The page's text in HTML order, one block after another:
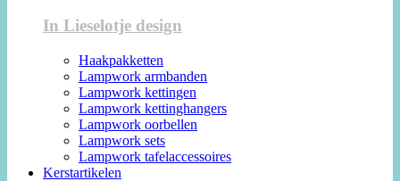
In Lieselotje design
Haakpakketten
Lampwork armbanden
Lampwork kettingen
Lampwork kettinghangers
Lampwork oorbellen
Lampwork sets
Lampwork tafelaccessoires
Kerstartikelen